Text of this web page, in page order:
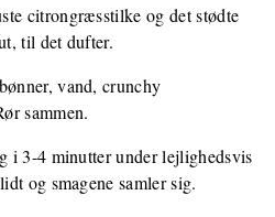
citrongræsstilke og det stødte
til det dufter.
vand, crunchy
sammen.
i 3-4 minutter under lejlighedsvis
og smagene samler sig.